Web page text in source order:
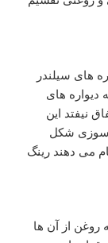
های سیلندر
دیواره های
نیفتد این
سوزی شکل
می دهند رینگ
روغن از آن ها